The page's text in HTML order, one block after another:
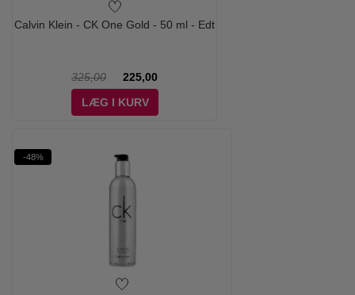
Calvin Klein - CK One Gold - 50 ml - Edt
325,00
225,00
LÆG I KURV
-48%